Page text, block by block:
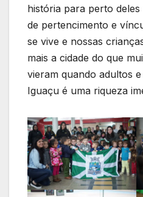
história para perto
de pertencimento e
se vive e nossas
mais a cidade do que
vieram quando adultos
Iguaçu é uma riqueza